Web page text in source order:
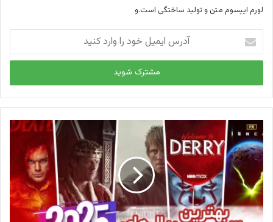
لورم ایپسوم متن و تولید ساختگی است.و
ر
ا
ی
ل
خ
و
د
ر
ا
و